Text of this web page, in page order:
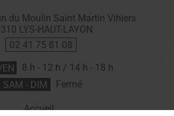
du Moulin Saint Martin Vihiers
LYS-HAUT-LAYON
02 41 75 81 08
8 h - 12 h / 14 h - 18 h
SAM - DIM
Fermé
Accueil